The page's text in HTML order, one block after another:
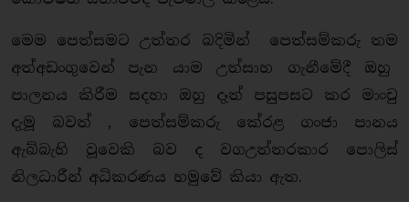
මෙම පෙත්සමට උත්තර බදිමින් පෙත්සම්කරු තම
අත්අඩංගුවෙන් පැන යාම උත්සාහ ගැනීමේදී ඔහු
පාලනය කිරීම සදහා ඔහු දෑත් පසුපසට කර මාංචු
දැමූ බවත් , පෙත්සම්කරු කේරළ ගංජා පානය
ඇබ්බැහි වූවෙකි බව ද වගඋත්තරකාර පොලිස්
නිලධාරීන් අධිකරණය හමුවේ කියා ඇත.